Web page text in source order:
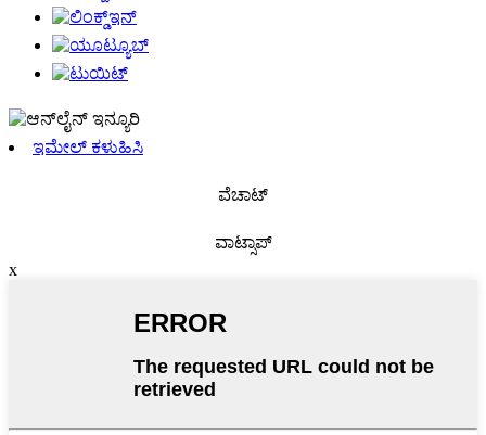
ಇಮೇಲ್ ಕಳುಹಿಸಿ
ವೆಚಾಟ್
ವಾಟ್ಸಾಪ್
x